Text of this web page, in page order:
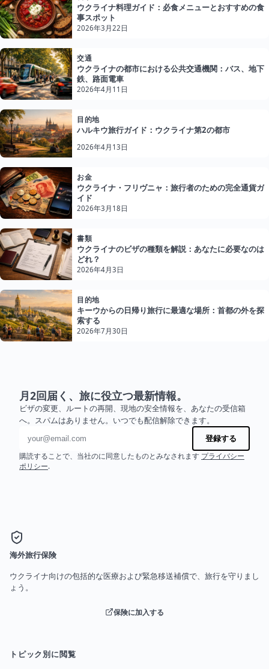
ウクライナ料理ガイド：必食メニューとおすすめの食
事スポット
2026年3月22日
交通
ウクライナの都市における公共交通機関：バス、地下
鉄、路面電車
2026年4月11日
目的地
ハルキウ旅行ガイド：ウクライナ第2の都市
2026年4月13日
お金
ウクライナ・フリヴニャ：旅行者のための完全通貨ガ
イド
2026年3月18日
書類
ウクライナのビザの種類を解説：あなたに必要なのは
どれ？
2026年4月3日
目的地
キーウからの日帰り旅行に最適な場所：首都の外を探
索する
2026年7月30日
月2回届く、旅に役立つ最新情報。
ビザの変更、ルートの再開、現地の安全情報を、あなたの受信箱
へ。スパムはありません。いつでも配信解除できます。
メールアドレス
登録する
購読することで、当社のに同意したものとみなされます プライバシー
ポリシー.
海外旅行保険
ウクライナ向けの包括的な医療および緊急移送補償で、旅行を守りまし
ょう。
保険に加入する
トピック別に閲覧